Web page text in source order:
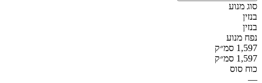
סוג מנוע
בנזין
בנזין
נפח מנוע
1,597 סמ״ק
1,597 סמ״ק
כוח סוס
—